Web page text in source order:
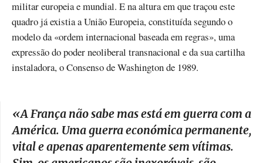
militar europeia e mundial. E na altura em que traçou este
quadro já existia a União Europeia, constituída segundo o
modelo da «ordem internacional baseada em regras», uma
expressão do poder neoliberal transnacional e da sua cartilha
instaladora, o Consenso de Washington de 1989.
«A França não sabe mas está em guerra com a
América. Uma guerra económica permanente,
vital e apenas aparentemente sem vítimas.